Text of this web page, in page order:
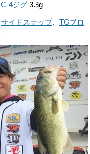
C-4ジグ 3.3g
サイドステップ、 TGブロ